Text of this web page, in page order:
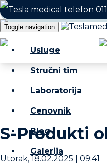
Toggle navigation
Usluge
Stručni tim
Laboratorija
Cenovnik
Blog
Galerija
S-Produkti
Utorak, 18.02.2025 | 09:41